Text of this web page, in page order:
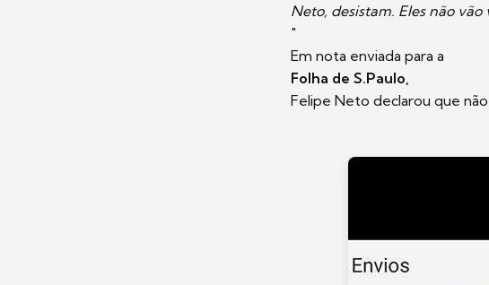
Neto, desistam. Eles não
"
Em nota enviada para a
Folha de S.Paulo,
Felipe Neto declarou que